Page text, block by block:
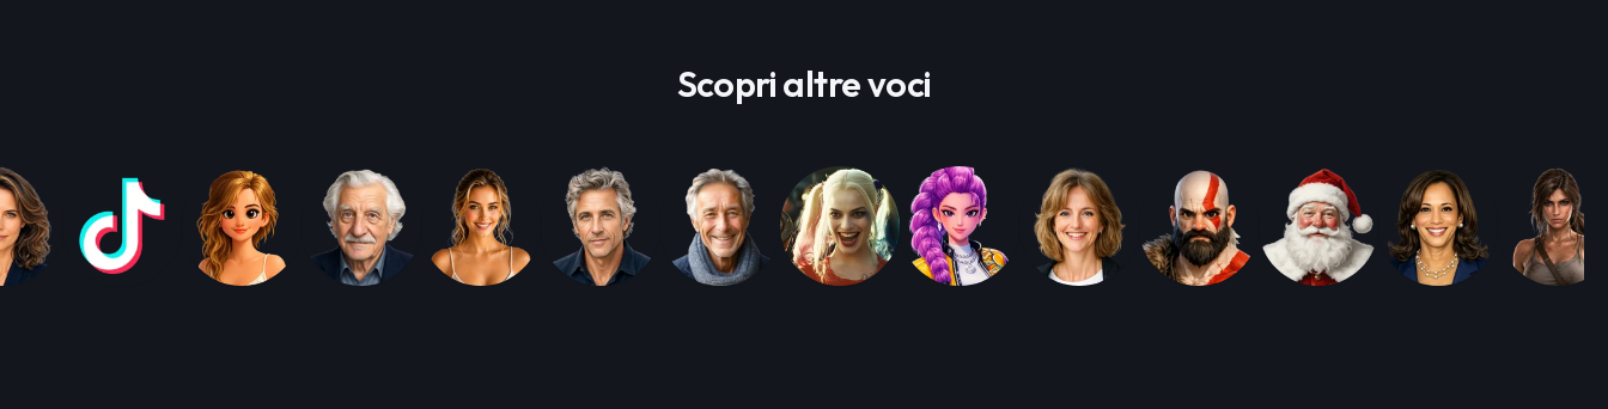
Scopri altre voci